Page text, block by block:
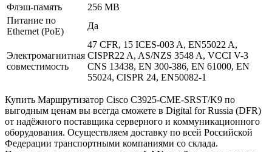
Флэш-память
256 MB
Питание по
Ethernet (PoE)
Да
Электромагнитная
совместимость
47 CFR, 15 ICES-003 A, EN55022 A,
CISPR22 A, AS/NZS 3548 A, VCCI V-3
CNS 13438, EN 300-386, EN 61000, EN
55024, CISPR 24, EN50082-1
Купить Маршрутизатор Cisco C3925-CME-SRST/K9 по
выгодным ценам вы всегда сможете в Digital for Russia (DFR)
от надёжного поставщика серверного и коммуникационного
оборудования. Осуществляем доставку по всей Российской
Федерации транспортными компаниями со склада.